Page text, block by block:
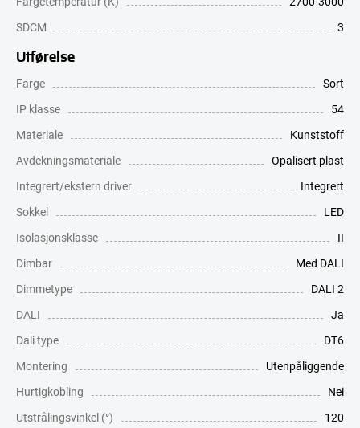
SDCM
3
Utførelse
Farge
Sort
IP klasse
54
Materiale
Kunststoff
Avdekningsmateriale
Opalisert plast
Integrert/ekstern driver
Integrert
Sokkel
LED
Isolasjonsklasse
II
Dimbar
Med DALI
Dimmetype
DALI 2
DALI
Ja
Dali type
DT6
Montering
Utenpåliggende
Hurtigkobling
Nei
Utstrålingsvinkel (°)
120